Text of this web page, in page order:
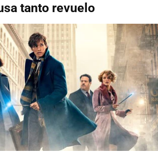
tanto revuelo